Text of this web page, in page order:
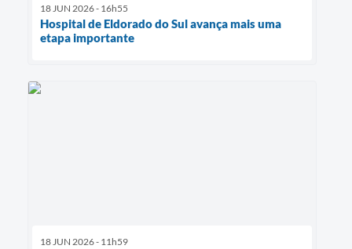
18 JUN 2026 - 16h55
Hospital de Eldorado do Sul avança mais uma
etapa importante
18 JUN 2026 - 11h59